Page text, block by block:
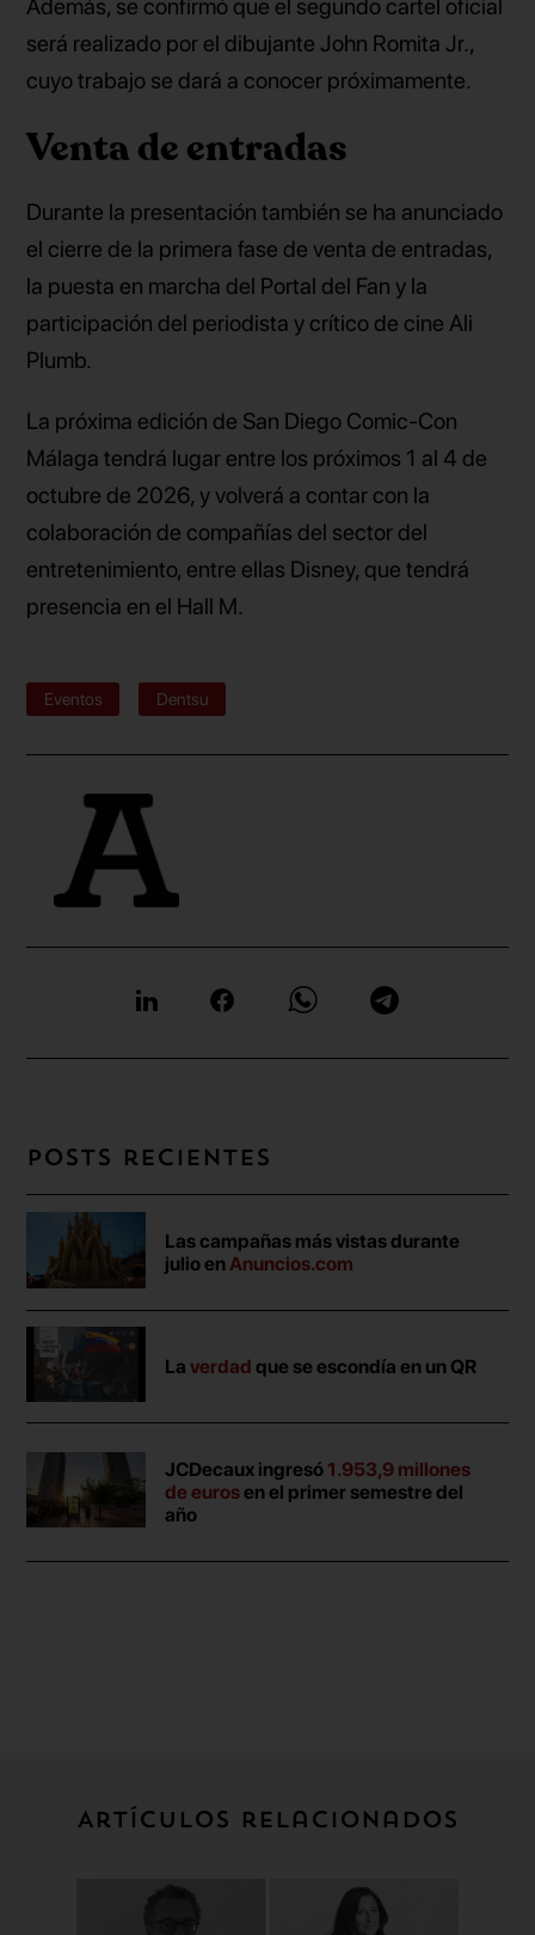
Además, se confirmó que el segundo cartel oficial
será realizado por el dibujante John Romita Jr.,
cuyo trabajo se dará a conocer próximamente.
Venta de entradas
Durante la presentación también se ha anunciado
el cierre de la primera fase de venta de entradas,
la puesta en marcha del Portal del Fan y la
participación del periodista y crítico de cine Ali
Plumb.
La próxima edición de San Diego Comic-Con
Málaga tendrá lugar entre los próximos 1 al 4 de
octubre de 2026, y volverá a contar con la
colaboración de compañías del sector del
entretenimiento, entre ellas Disney, que tendrá
presencia en el Hall M.
Eventos Dentsu
Posts recientes
Las campañas más vistas durante
julio enAnuncios.com
Laverdad que se escondía en un QR
JCDecaux ingresó 1.953,9 millones
de eurosen el primer semestre del
año
Artículos relacionados